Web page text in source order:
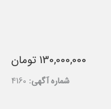
130,000,000 تومان
شماره آگهی: 4160